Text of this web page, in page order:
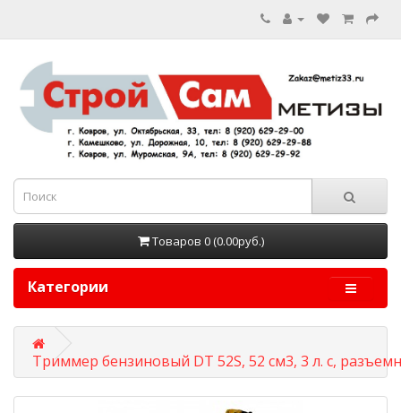
Товаров 0 (0.00руб.)
Категории
Триммер бензиновый DT 52S, 52 см3, 3 л. с,